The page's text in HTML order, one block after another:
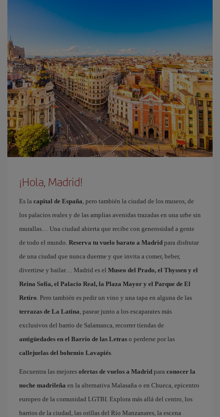
¡Hola, Madrid!
Es la capital de España, pero también la ciudad de los museos, de
los palacios reales y de las amplias avenidas trazadas en una urbe sin
murallas… Una ciudad abierta que recibe con generosidad a gente
de todo el mundo. Reserva tu vuelo barato a Madrid para disfrutar
de una ciudad que nunca duerme y que invita a comer, beber,
divertirse y bailar… Madrid es el Museo del Prado, el Thyssen y el
Reina Sofía, el Palacio Real, la Plaza Mayor y el Parque de El
Retiro. Pero también es pedir un vino y una tapa en alguna de las
terrazas de La Latina, pasear junto a los escaparates más
exclusivos del barrio de Salamanca, recorrer tiendas de
antigüedades en el Barrio de las Letras o perderse por las
callejuelas del bohemio Lavapiés.
Encuentra las mejores ofertas de vuelos a Madrid para conocer la
noche madrileña en la alternativa Malasaña o en Chueca, epicentro
europeo de la comunidad LGTBI. Explora más allá del centro, los
barrios de la ciudad, las orillas del Río Manzanares, la escena